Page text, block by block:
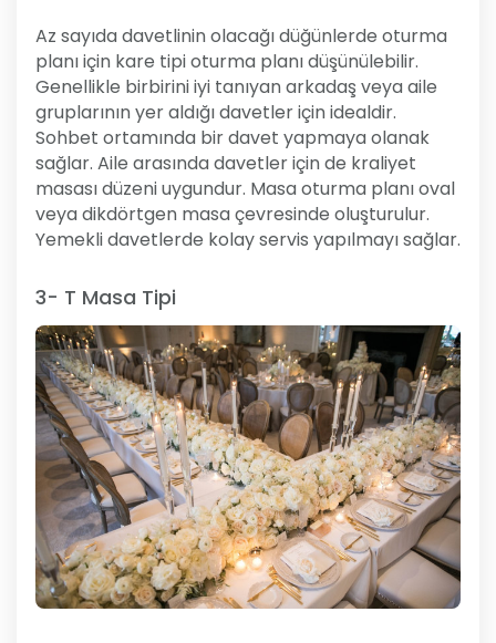
Az sayıda davetlinin olacağı düğünlerde oturma
planı için kare tipi oturma planı düşünülebilir.
Genellikle birbirini iyi tanıyan arkadaş veya aile
gruplarının yer aldığı davetler için idealdir.
Sohbet ortamında bir davet yapmaya olanak
sağlar. Aile arasında davetler için de kraliyet
masası düzeni uygundur. Masa oturma planı oval
veya dikdörtgen masa çevresinde oluşturulur.
Yemekli davetlerde kolay servis yapılmayı sağlar.
3- T Masa Tipi